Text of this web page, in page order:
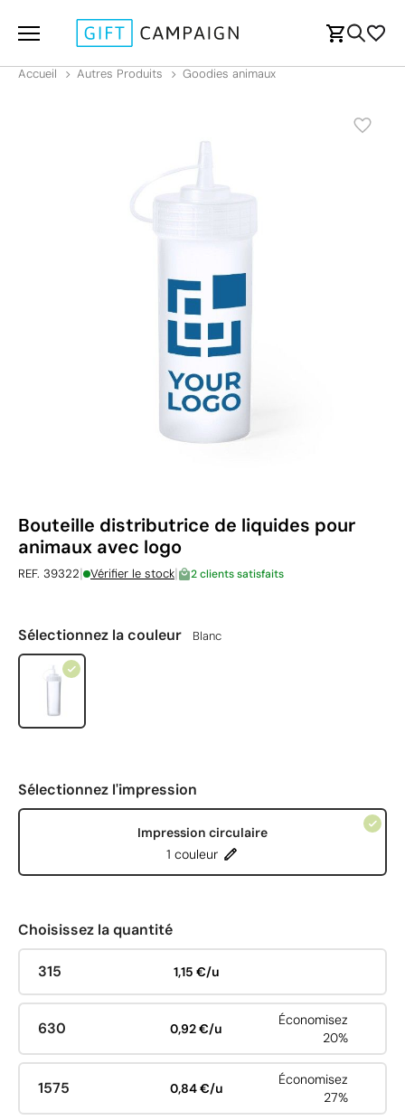
Accueil Autres Produits Goodies animaux
Bouteille distributrice de liquides pour
animaux avec logo
REF. 39322| Vérifier le stock| 2 clients satisfaits
Sélectionnez la couleur Blanc
Sélectionnez l'impression
Impression circulaire
1 couleur
Choisissez la quantité
315 1,15 €/u
630 0,92 €/u
Économisez
20%
1575 0,84 €/u
Économisez
27%